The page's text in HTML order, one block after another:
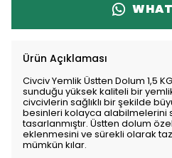
Ürün Açıklaması
Civciv Yemlik Üstten Dolum 1,5
sunduğu yüksek kaliteli bir
civcivlerin sağlıklı bir şekilde
besinleri kolayca alabilmelerini
tasarlanmıştır. Üstten dolum
eklenmesini ve sürekli olarak
mümkün kılar.